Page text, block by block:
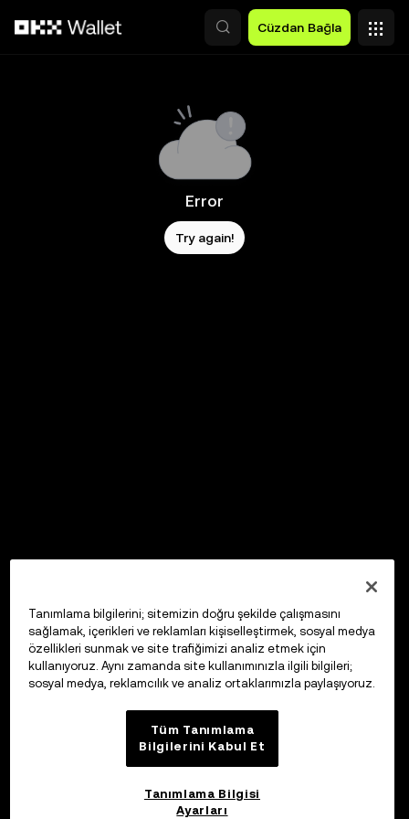
Cüzdan Bağla
Error
Try again!
Tanımlama bilgilerini; sitemizin doğru şekilde çalışmasını
sağlamak, içerikleri ve reklamları kişiselleştirmek, sosyal medya
özellikleri sunmak ve site trafiğimizi analiz etmek için
kullanıyoruz. Aynı zamanda site kullanımınızla ilgili bilgileri;
sosyal medya, reklamcılık ve analiz ortaklarımızla paylaşıyoruz.
Tüm Tanımlama
Bilgilerini Kabul Et
Tanımlama Bilgisi
Ayarları